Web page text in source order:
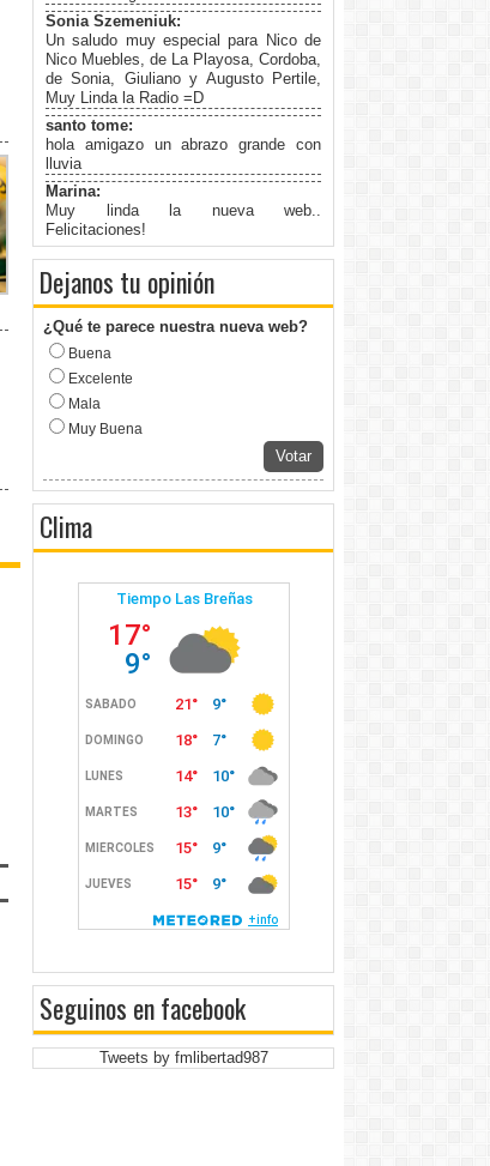
Sonia Szemeniuk:
Un saludo muy especial para Nico de
Nico Muebles, de La Playosa, Cordoba,
de Sonia, Giuliano y Augusto Pertile,
Muy Linda la Radio =D
santo tome:
hola amigazo un abrazo grande con
lluvia
Marina:
Muy linda la nueva web..
Felicitaciones!
Dejanos tu opinión
¿Qué te parece nuestra nueva web?
Buena
Excelente
Mala
Muy Buena
Votar
Clima
Seguinos en facebook
Tweets by fmlibertad987